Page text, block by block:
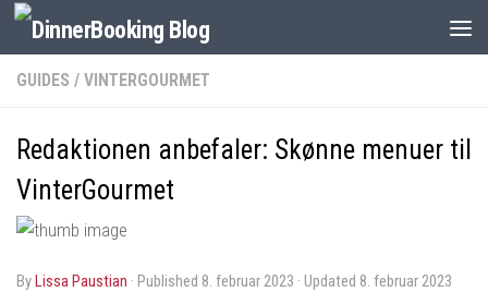
GUIDES / VINTERGOURMET
Redaktionen anbefaler: Skønne menuer til
VinterGourmet
byLissa Paustian · Published 8. februar 2023 · Updated 8. februar 2023